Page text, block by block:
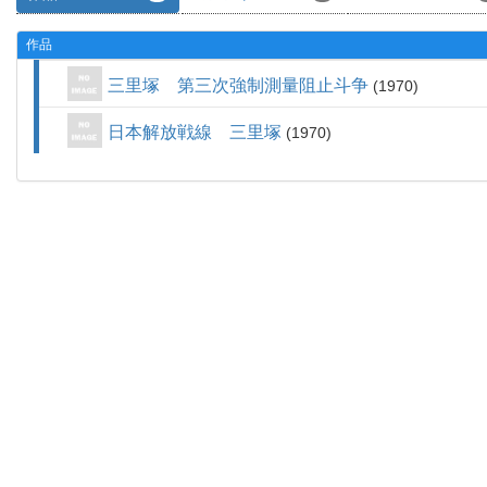
作品
三里塚 第三次強制測量阻止斗争 1970
日本解放戦線 三里塚 1970